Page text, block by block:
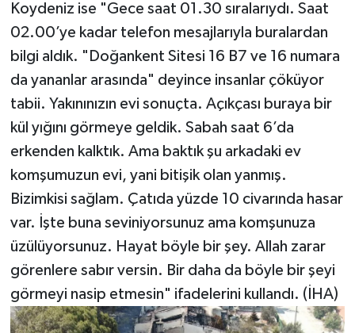
Koydeniz ise "Gece saat 01.30 sıralarıydı. Saat
02.00’ye kadar telefon mesajlarıyla buralardan
bilgi aldık. "Doğankent Sitesi 16 B7 ve 16 numara
da yananlar arasında" deyince insanlar çöküyor
tabii. Yakınınızın evi sonuçta. Açıkçası buraya bir
kül yığını görmeye geldik. Sabah saat 6’da
erkenden kalktık. Ama baktık şu arkadaki ev
komşumuzun evi, yani bitişik olan yanmış.
Bizimkisi sağlam. Çatıda yüzde 10 civarında hasar
var. İşte buna seviniyorsunuz ama komşunuza
üzülüyorsunuz. Hayat böyle bir şey. Allah zarar
görenlere sabır versin. Bir daha da böyle bir şeyi
görmeyi nasip etmesin" ifadelerini kullandı. (İHA)